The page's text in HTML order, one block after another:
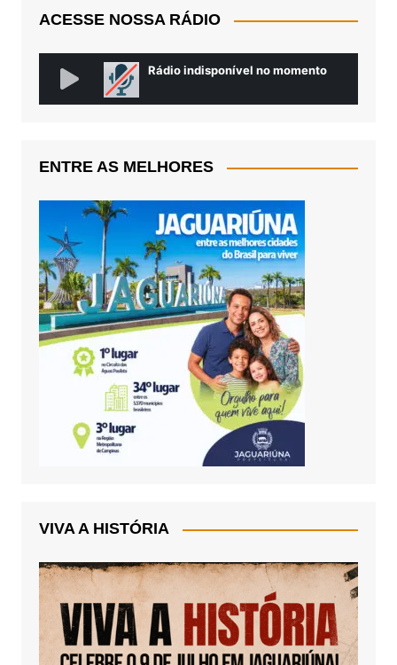
ACESSE NOSSA RÁDIO
ENTRE AS MELHORES
VIVA A HISTÓRIA